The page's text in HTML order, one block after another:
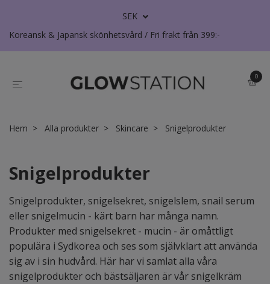
SEK
Koreansk & Japansk skönhetsvård / Fri frakt från 399:-
0
Hem Alla produkter Skincare Snigelprodukter
Snigelprodukter
Snigelprodukter, snigelsekret, snigelslem, snail serum
eller snigelmucin - kärt barn har många namn.
Produkter med snigelsekret - mucin - är omåttligt
populära i Sydkorea och ses som självklart att använda
sig av i sin hudvård. Här har vi samlat alla våra
snigelprodukter och bästsäljaren är vår snigelkräm